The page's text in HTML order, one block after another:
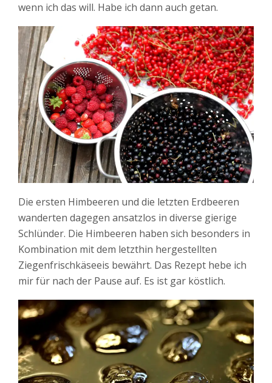
wenn ich das will. Habe ich dann auch getan.
Die ersten Himbeeren und die letzten Erdbeeren
wanderten dagegen ansatzlos in diverse gierige
Schlünder. Die Himbeeren haben sich besonders in
Kombination mit dem letzthin hergestellten
Ziegenfrischkäseeis bewährt. Das Rezept hebe ich
mir für nach der Pause auf. Es ist gar köstlich.